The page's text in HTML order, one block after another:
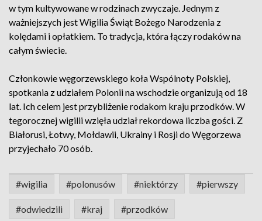
w tym kultywowane w rodzinach zwyczaje. Jednym z
ważniejszych jest Wigilia Świąt Bożego Narodzenia z
kolędami i opłatkiem. To tradycja, która łączy rodaków na
całym świecie.
Członkowie węgorzewskiego koła Wspólnoty Polskiej,
spotkania z udziałem Polonii na wschodzie organizują od 18
lat. Ich celem jest przybliżenie rodakom kraju przodków. W
tegorocznej wigilii wzięła udział rekordowa liczba gości. Z
Białorusi, Łotwy, Mołdawii, Ukrainy i Rosji do Węgorzewa
przyjechało 70 osób.
#wigilia #polonusów #niektórzy #pierwszy
#odwiedzili #kraj #przodków